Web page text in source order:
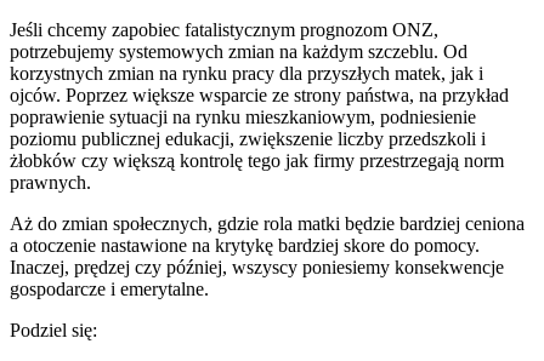
Jeśli chcemy zapobiec fatalistycznym prognozom ONZ,
potrzebujemy systemowych zmian na każdym szczeblu. Od
korzystnych zmian na rynku pracy dla przyszłych matek, jak i
ojców. Poprzez większe wsparcie ze strony państwa, na przykład
poprawienie sytuacji na rynku mieszkaniowym, podniesienie
poziomu publicznej edukacji, zwiększenie liczby przedszkoli i
żłobków czy większą kontrolę tego jak firmy przestrzegają norm
prawnych.
Aż do zmian społecznych, gdzie rola matki będzie bardziej ceniona
a otoczenie nastawione na krytykę bardziej skore do pomocy.
Inaczej, prędzej czy później, wszyscy poniesiemy konsekwencje
gospodarcze i emerytalne.
Podziel się: